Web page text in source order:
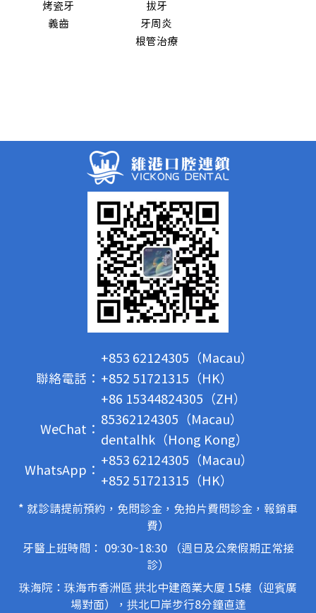
烤瓷牙
義齒
拔牙
牙周炎
根管治療
聯絡電話：
+853 62124305（Macau）
+852 51721315（HK）
+86 15344824305（ZH）
WeChat：
85362124305（Macau）
dentalhk（Hong Kong）
WhatsApp：
+853 62124305（Macau）
+852 51721315（HK）
* 就診請提前預約，免問診金，免拍片費問診金，報銷車
費）
牙醫上班時間： 09:30~18:30 （週日及公眾假期正常接
診）
珠海院：珠海市香洲區 拱北中建商業大廈 15樓（迎賓廣
場對面），拱北口岸步行8分鐘直達